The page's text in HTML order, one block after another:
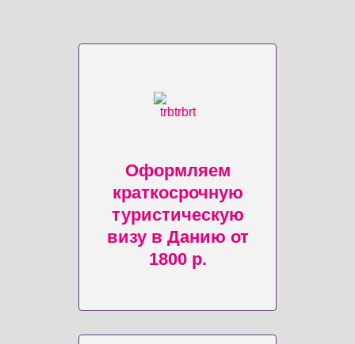
Оформляем
краткосрочную
туристическую
визу в Данию от
1800 р.